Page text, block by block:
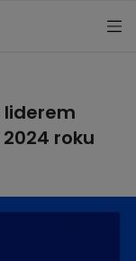
liderem
roku